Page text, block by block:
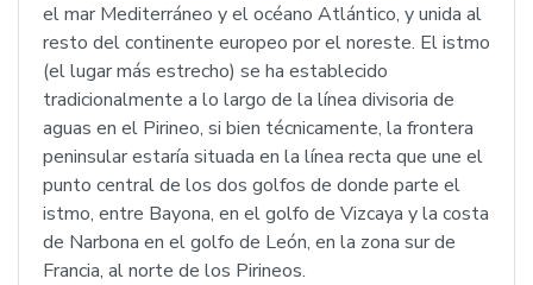
el mar Mediterráneo y el océano Atlántico, y unida al
resto del continente europeo por el noreste. El istmo
(el lugar más estrecho) se ha establecido
tradicionalmente a lo largo de la línea divisoria de
aguas en el Pirineo, si bien técnicamente, la frontera
peninsular estaría situada en la línea recta que une el
punto central de los dos golfos de donde parte el
istmo, entre Bayona, en el golfo de Vizcaya y la costa
de Narbona en el golfo de León, en la zona sur de
Francia, al norte de los Pirineos.